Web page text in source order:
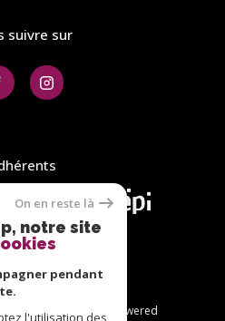
suivre sur
| Traduction powered
On en reste là
notre site
pendant
l'utilisation des